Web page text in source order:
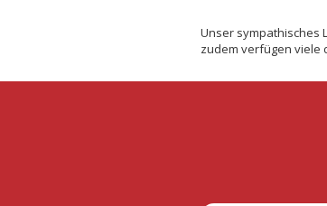
Unser sympathisches
zudem verfügen viele